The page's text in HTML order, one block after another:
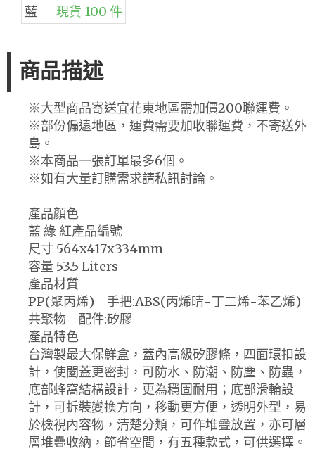
藍
現貨 100 件
商品描述
※大型商品寄送宜花東地區需加價200聯運費。
※部份偏遠地區，運費需要加收聯運費，不寄送外
島。
※本商品一張訂單最多6個。
※如有大量訂購需求請私訊討論。
產品顏色
藍 綠 紅產品編號
尺寸 564x417x334mm
容量 53.5 Liters
產品材質
PP(聚丙烯) 手把:ABS(丙烯晴-丁二烯-苯乙烯)
共聚物 配件:矽膠
產品特色
台灣製最大保鮮盒，蓋內高級矽膠條，四面環扣設
計，使闔蓋更密封，可防水、防潮、防塵、防蟲，
底部蜂窩結構設計，更為穩固耐用；底部滑輪設
計，可拆裝變換方向，移動更方便，透明外型，易
於檢視內容物，清楚分類，可作堆疊放置，亦可層
層堆疊收納，節省空間，有五種款式，可供選擇。